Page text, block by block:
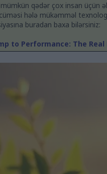
qədər çox insan üçün
hələ mükəmməl
buradan baxa bilərsiniz:
to Performance: The